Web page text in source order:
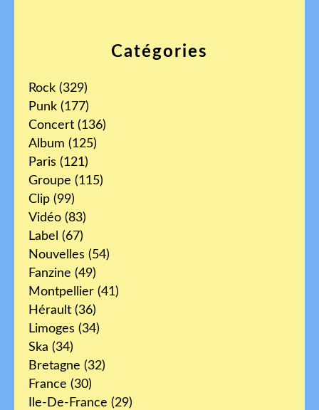
Catégories
Rock (329)
Punk (177)
Concert (136)
Album (125)
Paris (121)
Groupe (115)
Clip (99)
Vidéo (83)
Label (67)
Nouvelles (54)
Fanzine (49)
Montpellier (41)
Hérault (36)
Limoges (34)
Ska (34)
Bretagne (32)
France (30)
Ile-De-France (29)